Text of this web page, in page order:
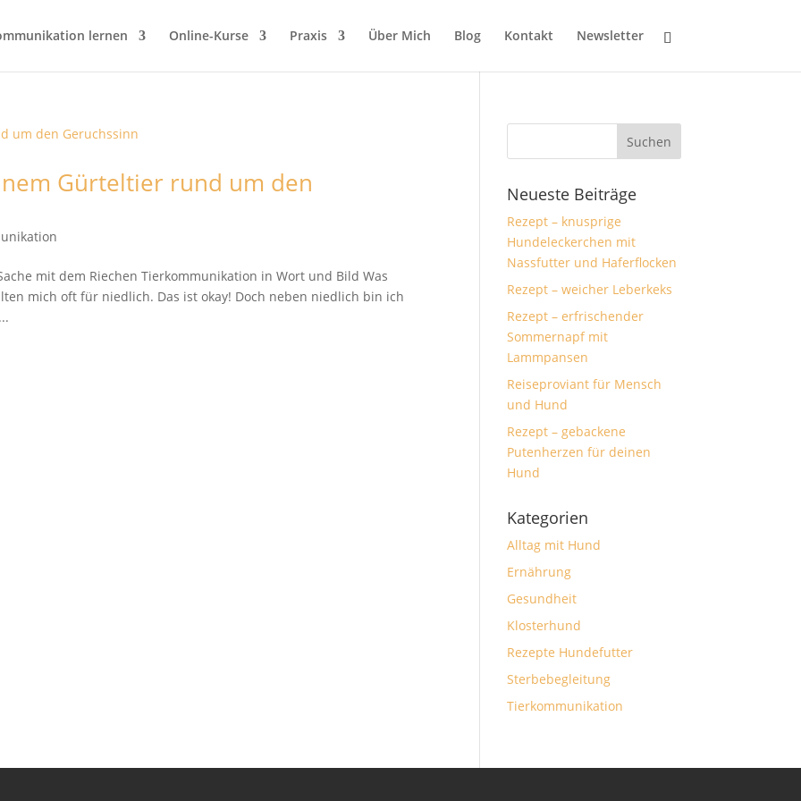
lernen Online-Kurse Praxis Über Mich Blog Kontakt Newsletter
Gürteltier rund um den
mit dem Riechen Tierkommunikation in Wort und Bild Was
mich oft für niedlich. Das ist okay! Doch neben niedlich bin ich
Neueste Beiträge
Rezept – knusprige
Hundeleckerchen mit
Nassfutter und Haferflocken
Rezept – weicher Leberkeks
Rezept – erfrischender
Sommernapf mit
Lammpansen
Reiseproviant für Mensch
und Hund
Rezept – gebackene
Putenherzen für deinen
Hund
Kategorien
Alltag mit Hund
Ernährung
Gesundheit
Klosterhund
Rezepte Hundefutter
Sterbebegleitung
Tierkommunikation